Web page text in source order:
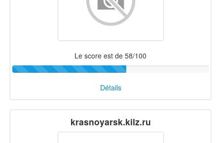
Le score est de 58/100
Détails
krasnoyarsk.kilz.ru